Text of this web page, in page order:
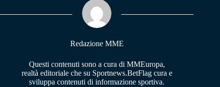
pp m
Redazione MME
Questi contenuti sono a cura di MMEuropa,
realtà editoriale che su Sportnews.BetFlag cura e
sviluppa contenuti di informazione sportiva.